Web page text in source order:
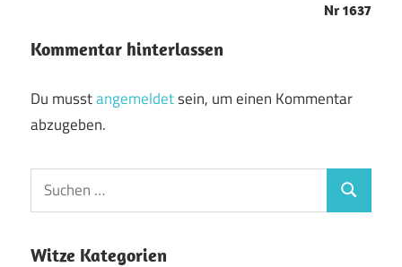
Nr 1637
Kommentar hinterlassen
Du musstangemeldetsein, um einen Kommentar
abzugeben.
Witze Kategorien